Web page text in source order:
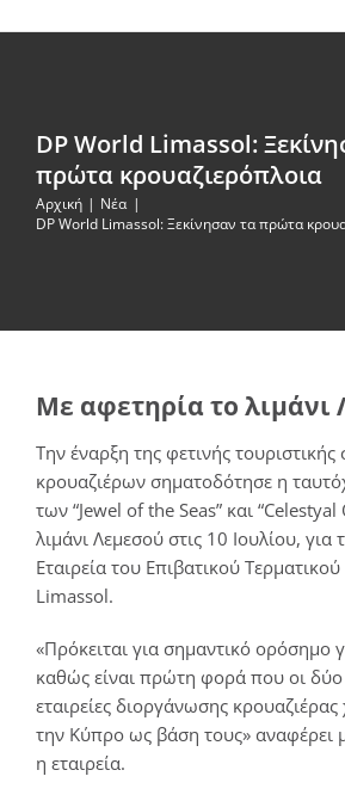
DP World Limassol:
πρώτα κρουαζιερόπλοια
Αρχική
Νέα
DP World Limassol: Ξεκίνησαν τα πρώτα
Mε αφετηρία το λιμάνι
Την έναρξη της φετινής
κρουαζιέρων σηματοδότησε η
των “Jewel of the Seas” και
λιμάνι Λεμεσού στις 10 Ιουλίου, για
Εταιρεία του Επιβατικού
Limassol.
«Πρόκειται για σημαντικό ορόσημο
καθώς είναι πρώτη φορά που οι
εταιρείες διοργάνωσης
την Κύπρο ως βάση τους» αναφέρει
η εταιρεία.